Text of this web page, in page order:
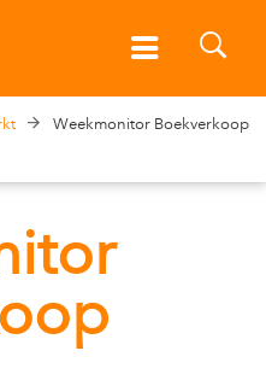
Weekmonitor Boekverkoop